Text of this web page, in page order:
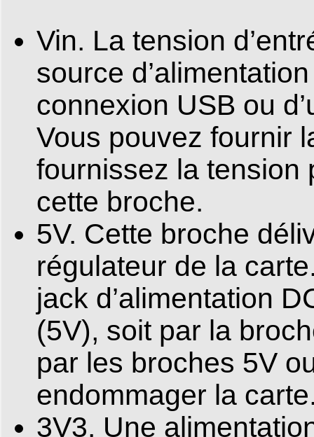
Vin. La tension
source
connexion USB ou
Vous pouvez fournir
fournissez la tension
cette broche.
5V. Cette broche
régulateur de la
jack d’alimentation
(5V), soit par la
par les broches 5V
endommager la
3V3. Une